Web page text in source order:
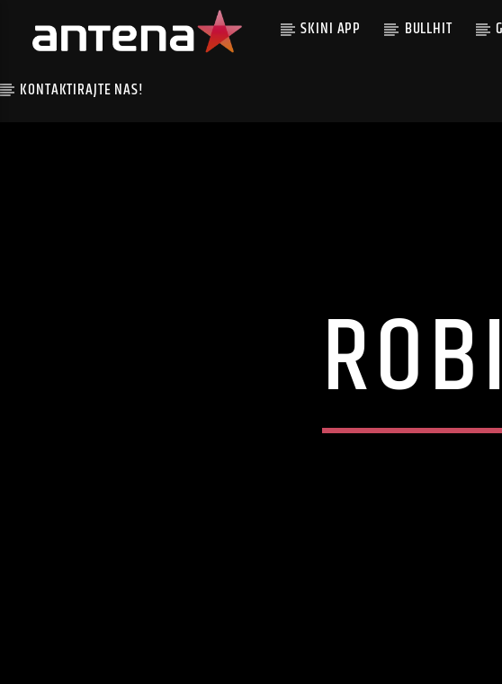
SKINI APP BULLHIT
KONTAKTIRAJTE NAS!